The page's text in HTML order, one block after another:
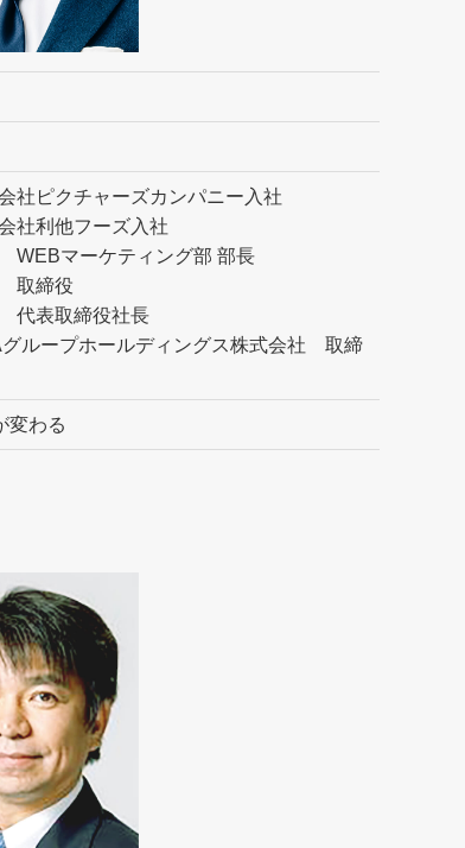
社ピクチャーズカンパニー入社
社利他フーズ入社
マーケティング部 部長
取締役
表取締役社長
ループホールディングス株式会社 取締
変わる